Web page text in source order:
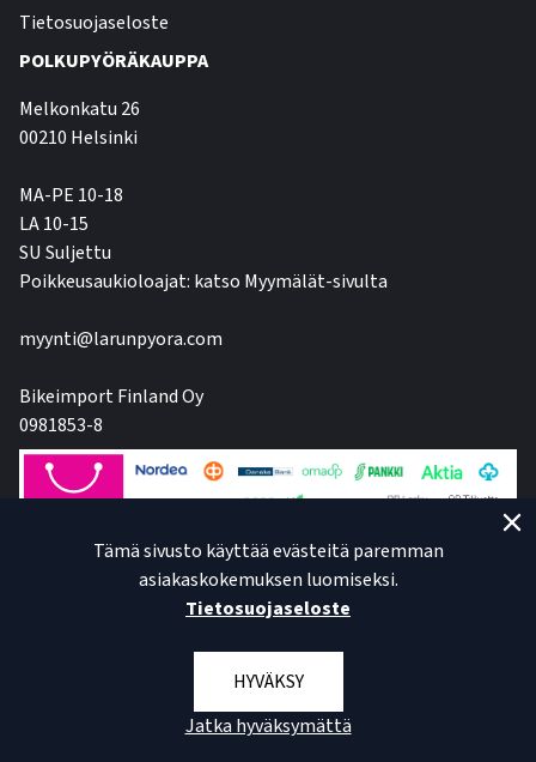
Tietosuojaseloste
POLKUPYÖRÄKAUPPA
Melkonkatu 26
00210 Helsinki
MA-PE 10-18
LA 10-15
SU Suljettu
Poikkeusaukioloajat: katso Myymälät-sivulta
myynti@larunpyora.com
Bikeimport Finland Oy
0981853-8
Tämä sivusto käyttää evästeitä paremman
asiakaskokemuksen luomiseksi.
Tietosuojaseloste
HYVÄKSY
Jatka hyväksymättä